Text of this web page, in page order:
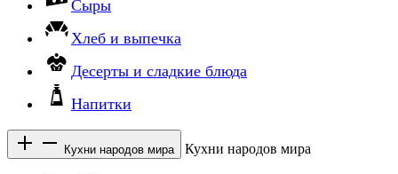
Сыры
Хлеб и выпечка
Десерты и сладкие блюда
Напитки
Кухни народов мира Кухни народов мира